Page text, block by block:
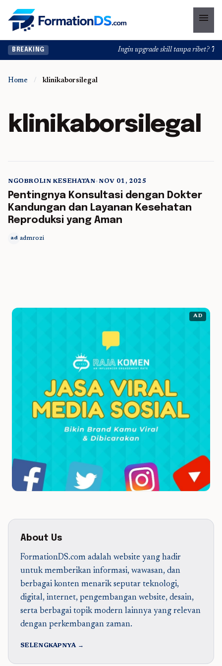
menu
BREAKING Ingin upgrade skill tanpa ribet?
Home / klinikaborsilegal
klinikaborsilegal
5 min read
NGOBROLIN KESEHATAN•NOV 01, 2025
Pentingnya Konsultasi dengan Dokter
Kandungan dan Layanan Kesehatan
Reproduksi yang Aman
ad admrozi
AD
About Us
FormationDS.com adalah website yang hadir
untuk memberikan informasi, wawasan, dan
berbagai konten menarik seputar teknologi,
digital, internet, pengembangan website, desain,
serta berbagai topik modern lainnya yang relevan
dengan perkembangan zaman.
SELENGKAPNYA →